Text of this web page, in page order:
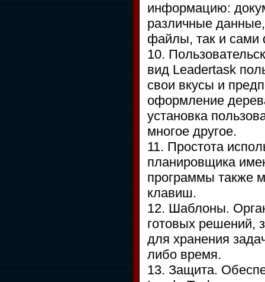
информацию:
различные
файлы, так и
10.
вид Leadertask
свои вкусы и
оформление
установка
многое другое.
11. Простота
планировщика
программы также
клавиш.
12. Шаблоны.
готовых решений,
для хранения
либо время.
13. Защита.